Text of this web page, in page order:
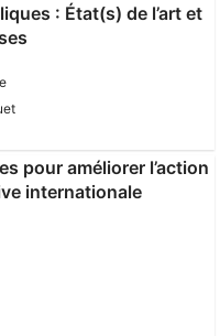
: État(s) de l’art et